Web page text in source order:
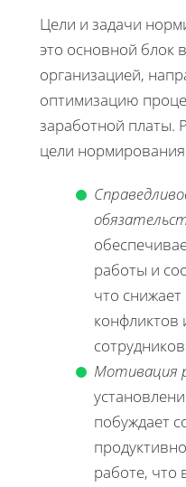
Цели и задачи
это основной блок
организацией,
оптимизацию
заработной платы.
цели
работы и
что
конфликтов
Мотивация
побуждает
работе, что